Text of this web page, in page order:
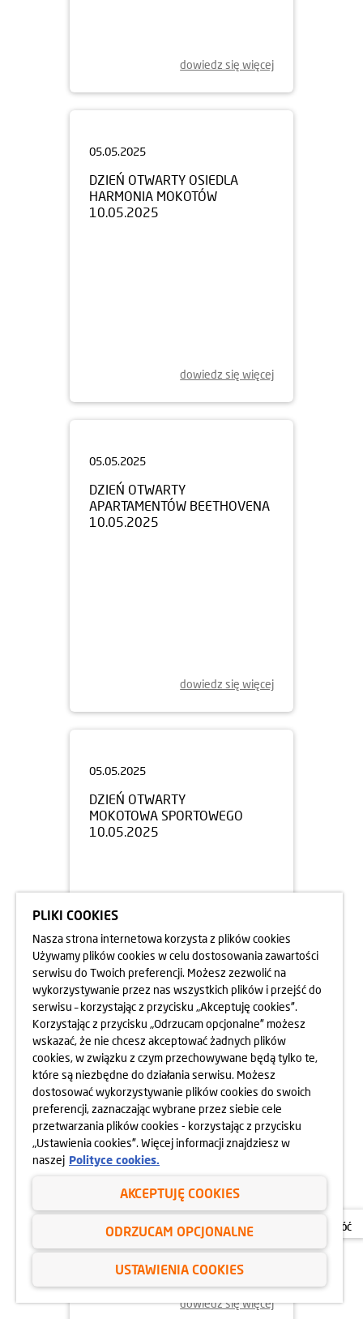
dowiedz się więcej
DZIEŃ OTWARTY OSIEDLA
HARMONIA MOKOTÓW
10.05.2025
dowiedz się więcej
DZIEŃ OTWARTY
APARTAMENTÓW BEETHOVENA
10.05.2025
dowiedz się więcej
DZIEŃ OTWARTY
MOKOTOWA SPORTOWEGO
10.05.2025
dowiedz się więcej
24.04.2025
800 MIESZKAŃ BEZ WKŁADU
WŁASNEGO
dowiedz się więcej
PLIKI COOKIES
Nasza strona internetowa korzysta z plików cookies
Używamy plików cookies w celu dostosowania zawartości
serwisu do Twoich preferencji. Możesz zezwolić na
wykorzystywanie przez nas wszystkich plików i przejść do
serwisu – korzystając z przycisku „Akceptuję cookies”.
Korzystając z przycisku „Odrzucam opcjonalne” możesz
wskazać, że nie chcesz akceptować żadnych plików
cookies, w związku z czym przechowywane będą tylko te,
które są niezbędne do działania serwisu. Możesz
dostosować wykorzystywanie plików cookies do swoich
preferencji, zaznaczając wybrane przez siebie cele
przetwarzania plików cookies - korzystając z przycisku
„Ustawienia cookies”. Więcej informacji znajdziesz w
naszej Polityce cookies.
AKCEPTUJĘ COOKIES
ODRZUCAM OPCJONALNE
USTAWIENIA COOKIES